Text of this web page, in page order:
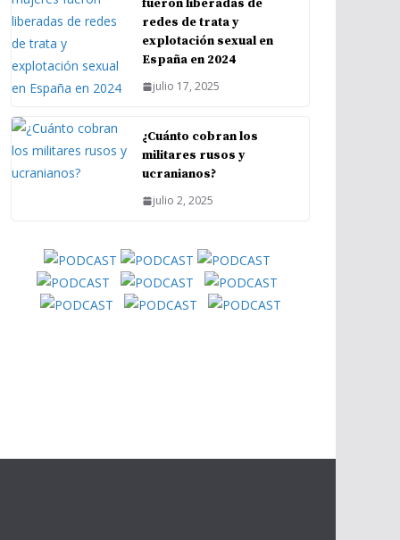
fueron liberadas de
redes de trata y
explotación sexual en
España en 2024
julio 17, 2025
¿Cuánto cobran los
militares rusos y
ucranianos?
julio 2, 2025